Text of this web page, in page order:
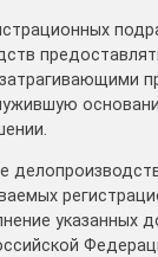
указанных